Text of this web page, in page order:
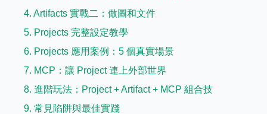
4. Artifacts 實戰二：做圖和文件
5. Projects 完整設定教學
6. Projects 應用案例：5 個真實場景
7. MCP：讓 Project 連上外部世界
8. 進階玩法：Project + Artifact + MCP 組合技
9. 常見陷阱與最佳實踐